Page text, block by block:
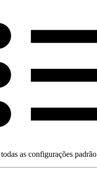
as configurações padrão